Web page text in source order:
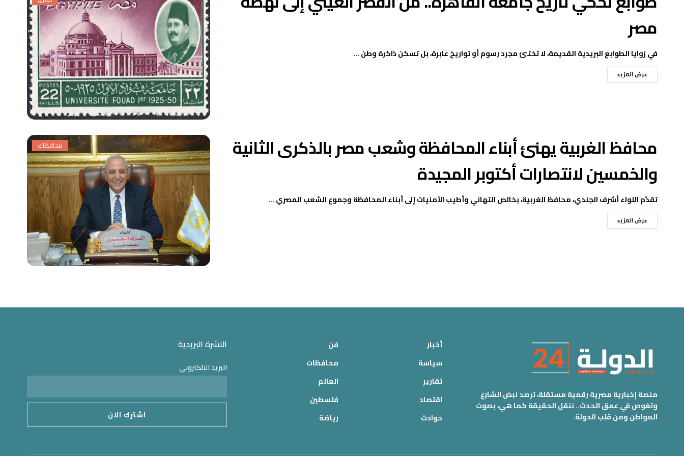
مصر
في زوايا الطوابع البريدية القديمة، لا تختبئ مجرد رسوم أو تواريخ عابرة، بل تسكن ذاكرة وطن ...
عرض المزيد
محافظات
محافظ الغربية يهنئ أبناء المحافظة وشعب مصر بالذكرى الثانية
والخمسين لانتصارات أكتوبر المجيدة
تقدَّم اللواء أشرف الجندي، محافظ الغربية، بخالص التهاني وأطيب الأمنيات إلى أبناء المحافظة وجموع الشعب المصري ...
عرض المزيد
منصة إخبارية مصرية رقمية مستقلة، ترصد نبض الشارع
وتغوص في عمق الحدث.. ننقل الحقيقة كما هي، بصوت
المواطن ومن قلب الدولة.
أخبار
سياسة
تقارير
اقتصاد
حوادث
فن
محافظات
العالم
فلسطين
رياضة
النشرة البريدية
البريد الالكتروني